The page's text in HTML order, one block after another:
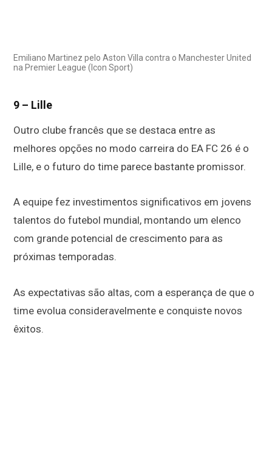
Emiliano Martinez pelo Aston Villa contra o Manchester United
na Premier League (Icon Sport)
9 – Lille
Outro clube francês que se destaca entre as
melhores opções no modo carreira do EA FC 26 é o
Lille, e o futuro do time parece bastante promissor.
A equipe fez investimentos significativos em jovens
talentos do futebol mundial, montando um elenco
com grande potencial de crescimento para as
próximas temporadas.
As expectativas são altas, com a esperança de que o
time evolua consideravelmente e conquiste novos
êxitos.